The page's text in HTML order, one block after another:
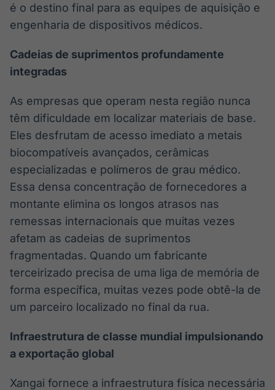
Em breve
é o destino final para as equipes de aquisição e
engenharia de dispositivos médicos.
Cadeias de suprimentos profundamente
integradas
As empresas que operam nesta região nunca
têm dificuldade em localizar materiais de base.
Eles desfrutam de acesso imediato a metais
biocompatíveis avançados, cerâmicas
especializadas e polímeros de grau médico.
Essa densa concentração de fornecedores a
montante elimina os longos atrasos nas
remessas internacionais que muitas vezes
afetam as cadeias de suprimentos
fragmentadas. Quando um fabricante
terceirizado precisa de uma liga de memória de
forma específica, muitas vezes pode obtê-la de
um parceiro localizado no final da rua.
Infraestrutura de classe mundial impulsionando
a exportação global
Xangai fornece a infraestrutura física necessária